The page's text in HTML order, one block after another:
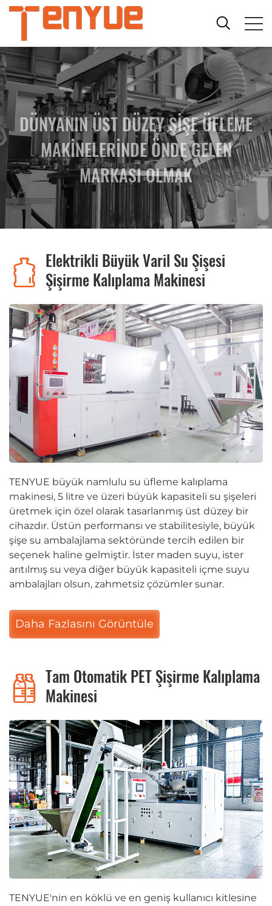
DÜNYANIN ÜST DÜZEY ŞİŞE ÜFLEME
MAKİNELERİNDE ÖNDE GELEN
MARKASI OLMAK
Elektrikli Büyük Varil Su Şişesi
Şişirme Kalıplama Makinesi
TENYUE büyük namlulu su üfleme kalıplama
makinesi, 5 litre ve üzeri büyük kapasiteli su şişeleri
üretmek için özel olarak tasarlanmış üst düzey bir
cihazdır. Üstün performansı ve stabilitesiyle, büyük
şişe su ambalajlama sektöründe tercih edilen bir
seçenek haline gelmiştir. İster maden suyu, ister
arıtılmış su veya diğer büyük kapasiteli içme suyu
ambalajları olsun, zahmetsiz çözümler sunar.
Daha Fazlasını Görüntüle
Tam Otomatik PET Şişirme Kalıplama
Makinesi
TENYUE'nin en köklü ve en geniş kullanıcı kitlesine